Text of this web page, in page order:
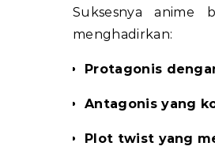
Suksesnya anime
menghadirkan:
Protagonis
Antagonis yang
Plot twist yang